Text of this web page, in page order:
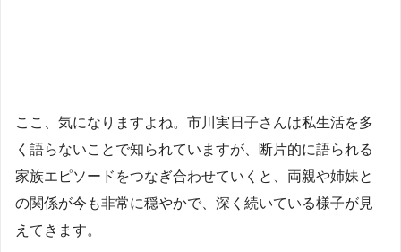
ここ、気になりますよね。市川実日子さんは私生活を多
く語らないことで知られていますが、断片的に語られる
家族エピソードをつなぎ合わせていくと、両親や姉妹と
の関係が今も非常に穏やかで、深く続いている様子が見
えてきます。